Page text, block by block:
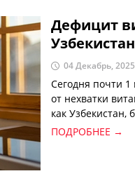
Дефицит
04 Декабрь, 2025
Сегодня почти
от нехватки
как Узбекистан,
испытывает
ПОДРОБНЕЕ →